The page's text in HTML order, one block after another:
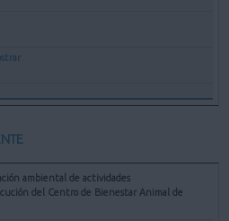
ambiental de actividades
del Centro de Bienestar Animal de